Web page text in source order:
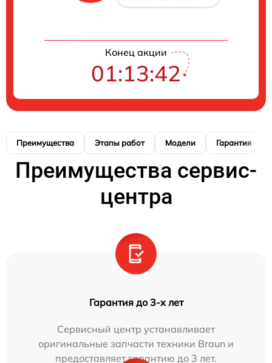
Конец акции
01:13:41
Преимущества Этапы работ Модели Гарантия
Преимущества сервис-
центра
Гарантия до 3-х лет
Сервисный центр устанавливает
оригинальные запчасти техники Braun и
предоставляет гарантию до 3 лет.